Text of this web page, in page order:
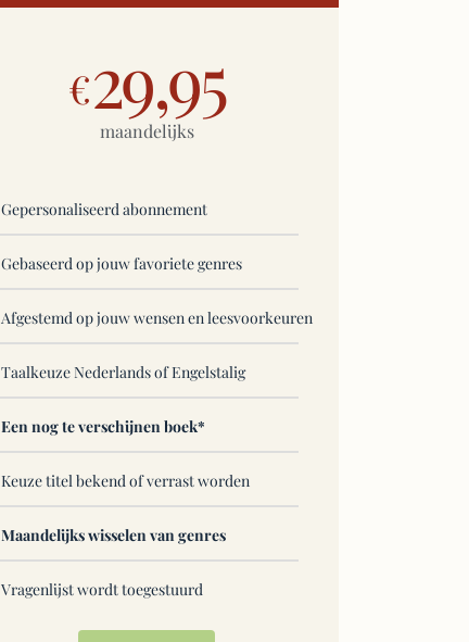
€29,95
maandelijks
Gepersonaliseerd abonnement
Gebaseerd op jouw favoriete genres
Afgestemd op jouw wensen en leesvoorkeuren
Taalkeuze Nederlands of Engelstalig
Een nog te verschijnen boek*
Keuze titel bekend of verrast worden
Maandelijks wisselen van genres
Vragenlijst wordt toegestuurd